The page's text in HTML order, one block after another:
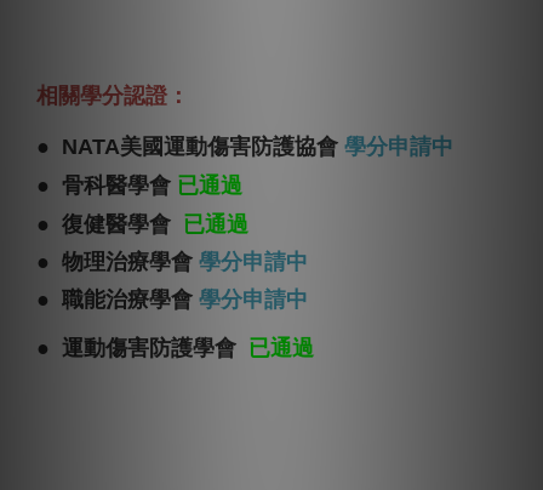
相關學分認證：
● NATA美國運動傷害防護協會 學分申請中
● 骨科醫學會 已通過
● 復健醫學會 已通過
● 物理治療學會 學分申請中
● 職能治療學會 學分申請中
● 運動傷害防護學會 已通過